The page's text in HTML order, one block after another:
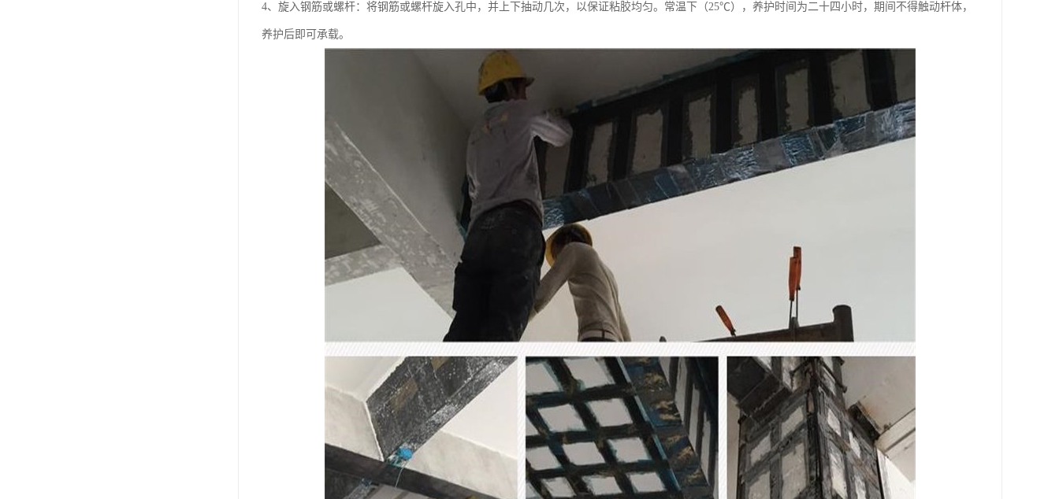
4、旋入钢筋或螺杆：将钢筋或螺杆旋入孔中，并上下抽动几次，以保证粘胶均匀。常温下（25℃），养护时间为二十四小时，期间不得触动杆体，
养护后即可承载。